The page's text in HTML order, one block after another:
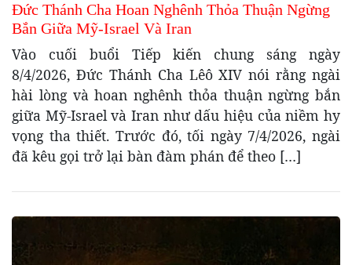
Đức Thánh Cha Hoan Nghênh Thỏa Thuận Ngừng
Bắn Giữa Mỹ-Israel Và Iran
Vào cuối buổi Tiếp kiến chung sáng ngày
8/4/2026, Đức Thánh Cha Lêô XIV nói rằng ngài
hài lòng và hoan nghênh thỏa thuận ngừng bắn
giữa Mỹ-Israel và Iran như dấu hiệu của niềm hy
vọng tha thiết. Trước đó, tối ngày 7/4/2026, ngài
đã kêu gọi trở lại bàn đàm phán để theo […]